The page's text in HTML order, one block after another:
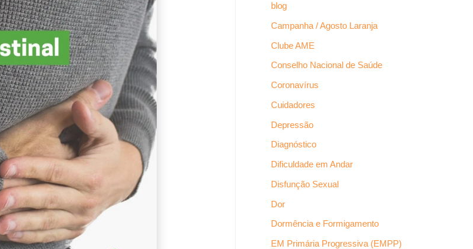
blog
Campanha / Agosto Laranja
Clube AME
Conselho Nacional de Saúde
Coronavírus
Cuidadores
Depressão
Diagnóstico
Dificuldade em Andar
Disfunção Sexual
Dor
Dormência e Formigamento
EM Primária Progressiva (EMPP)